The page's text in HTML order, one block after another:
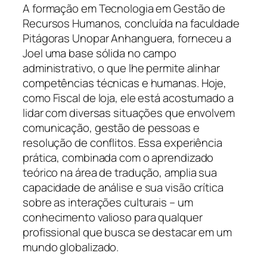
A formação em Tecnologia em Gestão de
Recursos Humanos, concluída na faculdade
Pitágoras Unopar Anhanguera, forneceu a
Joel uma base sólida no campo
administrativo, o que lhe permite alinhar
competências técnicas e humanas. Hoje,
como Fiscal de loja, ele está acostumado a
lidar com diversas situações que envolvem
comunicação, gestão de pessoas e
resolução de conflitos. Essa experiência
prática, combinada com o aprendizado
teórico na área de tradução, amplia sua
capacidade de análise e sua visão crítica
sobre as interações culturais – um
conhecimento valioso para qualquer
profissional que busca se destacar em um
mundo globalizado.